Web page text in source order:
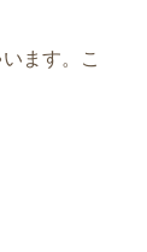
ます。こ